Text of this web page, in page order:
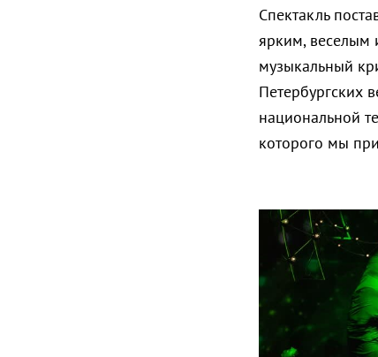
Спектакль
ярким, веселым
музыкальный
Петербургских
национальной
которого мы